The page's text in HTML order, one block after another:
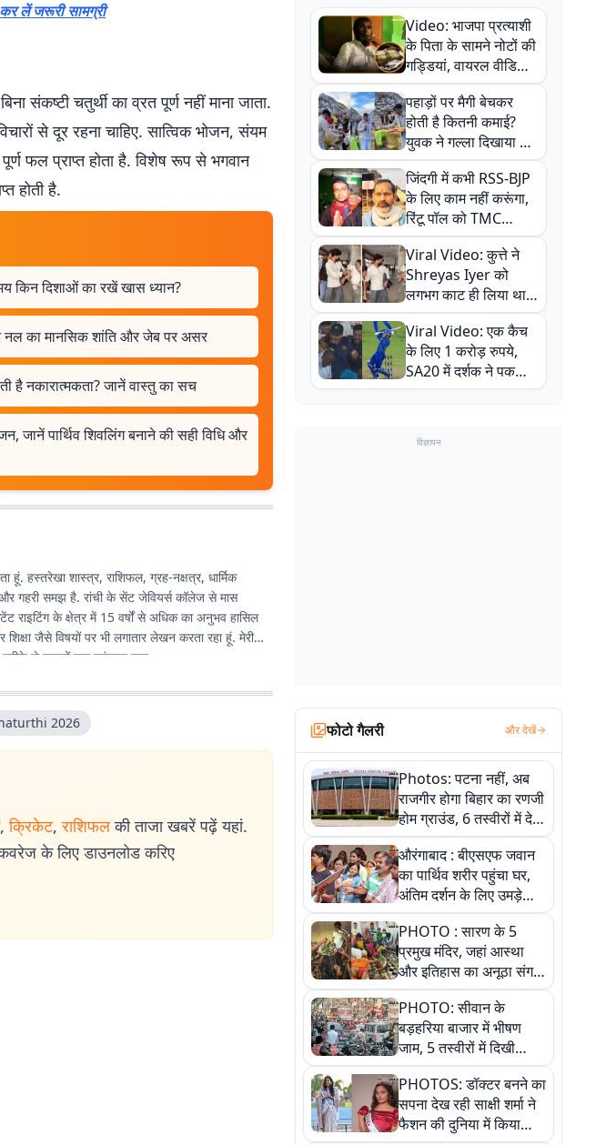
लें जरूरी सामग्री
संकष्टी चतुर्थी का व्रत पूर्ण नहीं माना जाता.
से दूर रहना चाहिए. सात्विक भोजन, संयम
फल प्राप्त होता है. विशेष रूप से भगवान
होती है.
किन दिशाओं का रखें खास ध्यान?
का मानसिक शांति और जेब पर असर
है नकारात्मकता? जानें वास्तु का सच
जानें पार्थिव शिवलिंग बनाने की सही विधि और
हूं. हस्तरेखा शास्त्र, राशिफल, ग्रह-नक्षत्र, धार्मिक
गहरी समझ है. रांची के सेंट जेवियर्स कॉलेज से मास
के क्षेत्र में 15 वर्षों से अधिक का अनुभव हासिल
जैसे विषयों पर भी लगातार लेखन करता रहा हूं. मेरी
से पाठकों तक पहुंचाया जाए.
2026
, क्रिकेट, राशिफल की ताजा खबरें पढ़ें यहां.
के लिए डाउनलोड करिए
Video: भाजपा प्रत्याशी
के पिता के सामने नोटों की
गड्डियां, वायरल वीडियो
से राजनीति में उबाल,
अजित महतो बोले- TMC
की गंदी चाल
पहाड़ों पर मैगी बेचकर
होती है कितनी कमाई?
युवक ने गल्ला दिखाया तो
नौकरी वालों के खड़े हो गए
कान
जिंदगी में कभी RSS-BJP
के लिए काम नहीं करूंगा,
रिंटू पॉल को TMC
ऑफिस में ले जाकर पीटा,
Video वायरल
Viral Video: कुत्ते ने
Shreyas Iyer को
लगभग काट ही लिया था,
न्यूजीलैंड सीरीज से पहले
बाल-बाल बचे
Viral Video: एक कैच
के लिए 1 करोड़ रुपये,
SA20 में दर्शक ने पकड़ा
एक हाथ से गजब का कैच
विज्ञापन
फोटो गैलरी और देखें
Photos: पटना नहीं, अब
राजगीर होगा बिहार का रणजी
होम ग्राउंड, 6 तस्वीरों में देखें
नए स्टेडियम की पूरी कहानी
औरंगाबाद : बीएसएफ जवान
का पार्थिव शरीर पहुंचा घर,
अंतिम दर्शन के लिए उमड़े
लोग
PHOTO : सारण के 5
प्रमुख मंदिर, जहां आस्था
और इतिहास का अनूठा संगम,
तस्वीरों में जानिए
PHOTO: सीवान के
बड़हरिया बाजार में भीषण
जाम, 5 तस्वीरों में दिखी
अव्यवस्था
PHOTOS: डॉक्टर बनने का
सपना देख रही साक्षी शर्मा ने
फैशन की दुनिया में किया